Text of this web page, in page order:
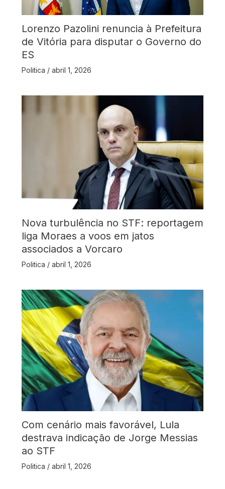
Lorenzo Pazolini renuncia à Prefeitura
de Vitória para disputar o Governo do
ES
Politica / abril 1, 2026
Nova turbulência no STF: reportagem
liga Moraes a voos em jatos
associados a Vorcaro
Politica / abril 1, 2026
Com cenário mais favorável, Lula
destrava indicação de Jorge Messias
ao STF
Politica / abril 1, 2026